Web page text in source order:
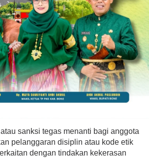
sanksi tegas menanti bagi anggota
pelanggaran disiplin atau kode etik
dengan tindakan kekerasan